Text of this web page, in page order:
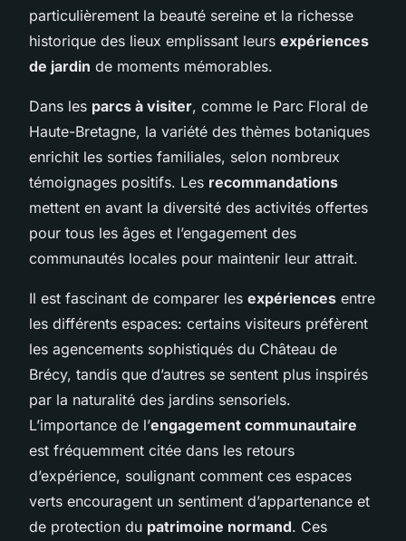
particulièrement la beauté sereine et la richesse
historique des lieux emplissant leurs expériences
de jardin de moments mémorables.
Dans les parcs à visiter, comme le Parc Floral de
Haute-Bretagne, la variété des thèmes botaniques
enrichit les sorties familiales, selon nombreux
témoignages positifs. Les recommandations
mettent en avant la diversité des activités offertes
pour tous les âges et l’engagement des
communautés locales pour maintenir leur attrait.
Il est fascinant de comparer les expériences entre
les différents espaces: certains visiteurs préfèrent
les agencements sophistiqués du Château de
Brécy, tandis que d’autres se sentent plus inspirés
par la naturalité des jardins sensoriels.
L’importance de l’engagement communautaire
est fréquemment citée dans les retours
d’expérience, soulignant comment ces espaces
verts encouragent un sentiment d’appartenance et
de protection du patrimoine normand. Ces